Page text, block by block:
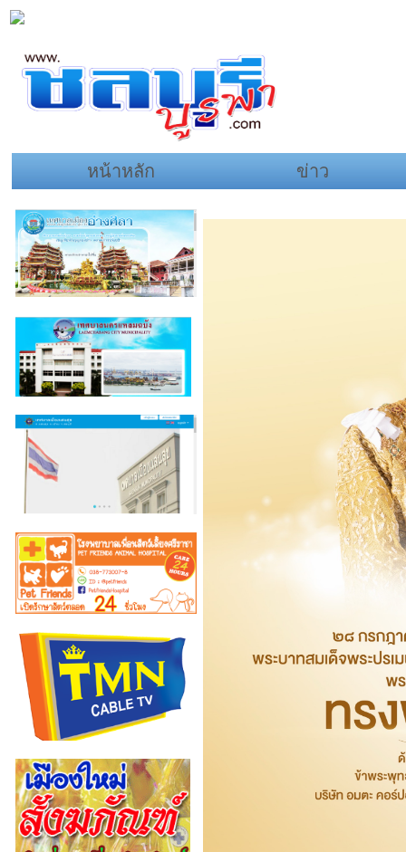
หน้าหลัก ข่าว